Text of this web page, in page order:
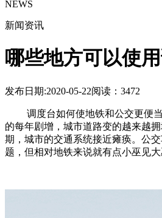
NEWS
新闻资讯
哪些地方可以使
发布日期:2020-05-22阅读：3472
调度台如何使地铁和公交更便当
的每年剧增，城市道路变的越来越
期，城市的交通系统接近瘫痪。公
题，但相对地铁来说就有点小巫见大